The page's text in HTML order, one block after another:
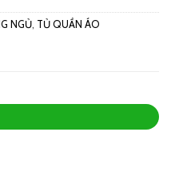
NGỦ, TỦ QUẦN ÁO